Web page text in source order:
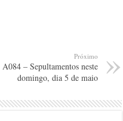
Próximo
A084 – Sepultamentos neste
domingo, dia 5 de maio